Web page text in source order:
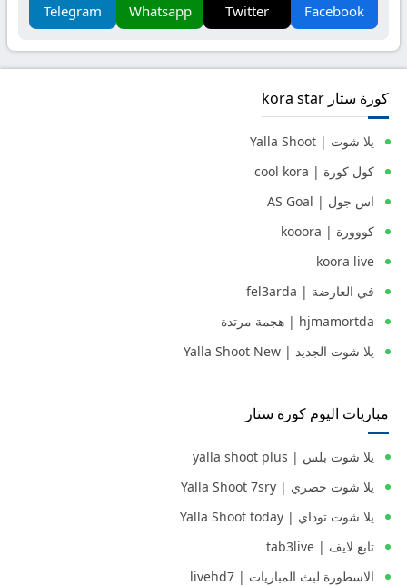
Facebook
Twitter
Whatsapp
Telegram
كورة ستار kora star
يلا شوت | Yalla Shoot
كول كورة | cool kora
اس جول | AS Goal
كووورة | kooora
koora live
في العارضة | fel3arda
hjmamortda | هجمة مرتدة
يلا شوت الجديد | Yalla Shoot New
مباريات اليوم كورة ستار
يلا شوت بلس | yalla shoot plus
يلا شوت حصري | Yalla Shoot 7sry
يلا شوت توداي | Yalla Shoot today
تابع لايف | tab3live
الاسطورة لبث المباريات | livehd7